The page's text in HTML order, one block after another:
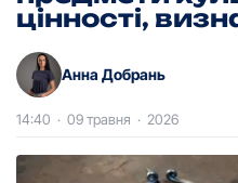
цінності,
Анна Добрань
14:40 · 09 травня · 2026